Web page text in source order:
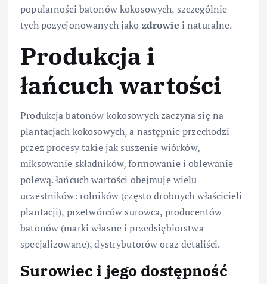
popularności batonów kokosowych, szczególnie
tych pozycjonowanych jako zdrowie i naturalne.
Produkcja i
łańcuch wartości
Produkcja batonów kokosowych zaczyna się na
plantacjach kokosowych, a następnie przechodzi
przez procesy takie jak suszenie wiórków,
miksowanie składników, formowanie i oblewanie
polewą. łańcuch wartości obejmuje wielu
uczestników: rolników (często drobnych właścicieli
plantacji), przetwórców surowca, producentów
batonów (marki własne i przedsiębiorstwa
specjalizowane), dystrybutorów oraz detaliści.
Surowiec i jego dostępność